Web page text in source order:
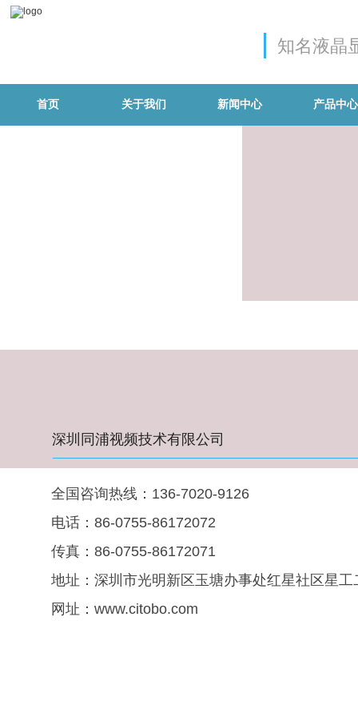
知名液晶
首页 关于我们 新闻中心 产品中心
深圳同浦视频技术有限公司
全国咨询热线：136-7020-9126
电话：86-0755-86172072
传真：86-0755-86172071
地址：深圳市光明新区玉塘办事处红星社区星工
网址：www.citobo.com